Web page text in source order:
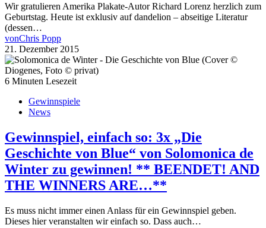
Wir​ gratulieren Amerika Plakate​-Autor Richard Lorenz herzlich zum
Geburtstag. Heute ist exklusiv auf dandelion – abseitige Literatur​
(dessen…
vonChris Popp
21. Dezember 2015
6 Minuten Lesezeit
Gewinnspiele
News
Gewinnspiel, einfach so: 3x „Die
Geschichte von Blue“ von Solomonica de
Winter zu gewinnen! ** BEENDET! AND
THE WINNERS ARE…**
Es muss nicht immer einen Anlass für ein Gewinnspiel geben.
Dieses hier veranstalten wir einfach so. Dass auch…